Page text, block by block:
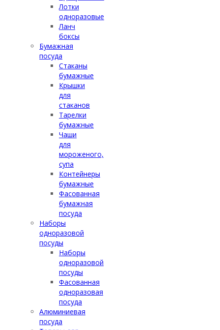
Лотки
одноразовые
Ланч
боксы
Бумажная
посуда
Стаканы
бумажные
Крышки
для
стаканов
Тарелки
бумажные
Чаши
для
мороженого,
супа
Контейнеры
бумажные
Фасованная
бумажная
посуда
Наборы
одноразовой
посуды
Наборы
одноразовой
посуды
Фасованная
одноразовая
посуда
Алюминиевая
посуда